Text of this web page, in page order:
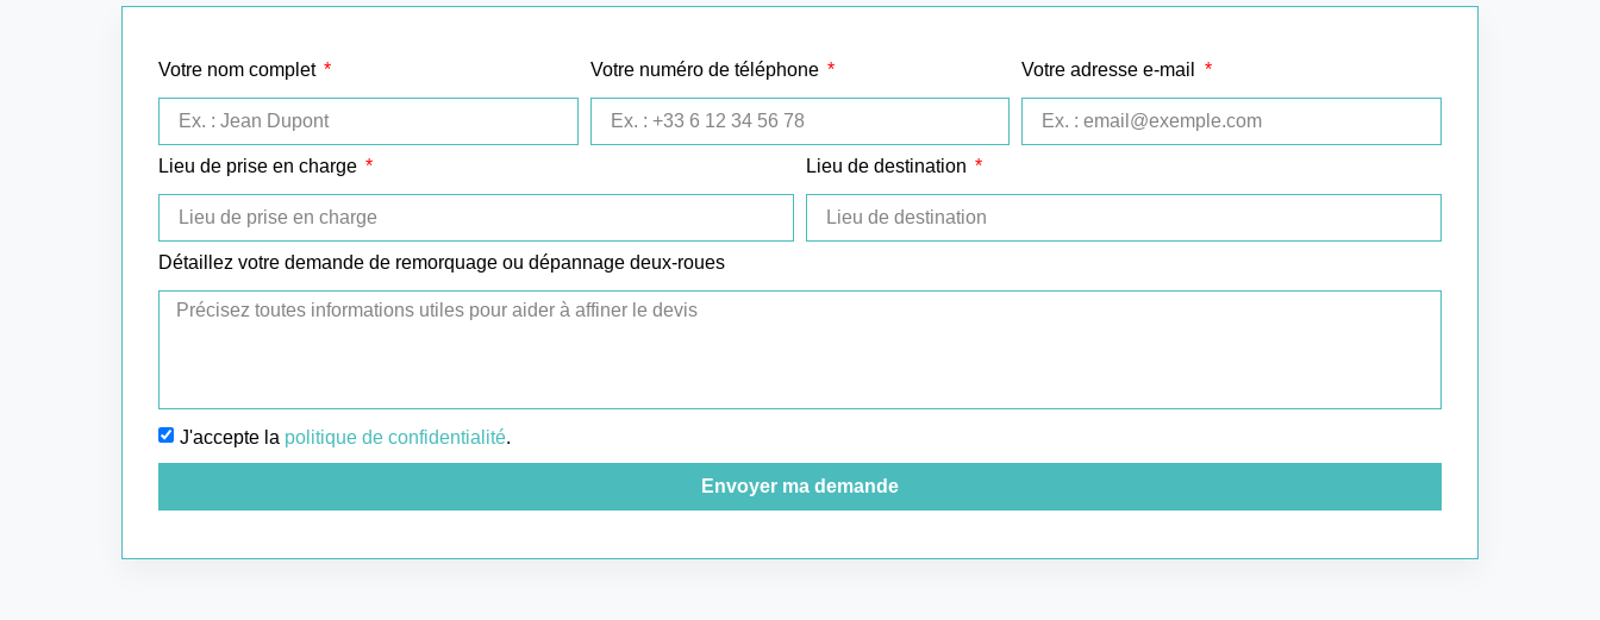
Votre nom complet Votre numéro de téléphone Votre adresse e-mail
Lieu de prise en charge Lieu de destination
Détaillez votre demande de remorquage ou dépannage deux-roues
J'accepte la politique de confidentialité.
Envoyer ma demande